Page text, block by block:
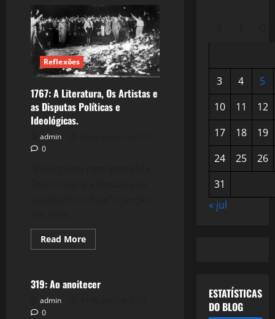
Reflexões
1767: A Literatura, Os Artistas e
as Disputas Políticas e
Ideológicas.
admin
0
Read MoreRead
more
Literatura,
Os
Reflexões
319: Ao anoitecer
admin
0
3 4
5
10
11
12
17
18
19
24
25
26
31
« jul
ESTATÍSTICAS
DO BLOG